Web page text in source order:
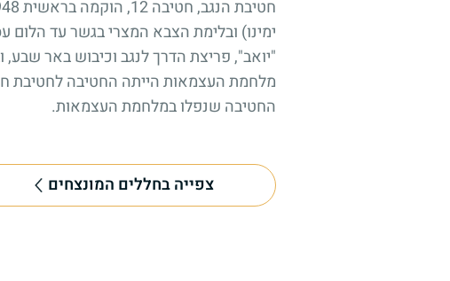
"יואב", פריצת הדרך לנגב וכיבוש באר שבע,
החטיבה שנפלו במלחמת העצמאות.
צפייה בחללים המונצחים